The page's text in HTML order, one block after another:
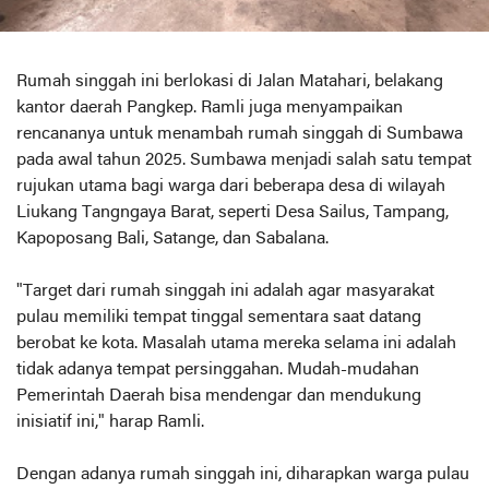
Rumah singgah ini berlokasi di Jalan Matahari, belakang
kantor daerah Pangkep. Ramli juga menyampaikan
rencananya untuk menambah rumah singgah di Sumbawa
pada awal tahun 2025. Sumbawa menjadi salah satu tempat
rujukan utama bagi warga dari beberapa desa di wilayah
Liukang Tangngaya Barat, seperti Desa Sailus, Tampang,
Kapoposang Bali, Satange, dan Sabalana.
"Target dari rumah singgah ini adalah agar masyarakat
pulau memiliki tempat tinggal sementara saat datang
berobat ke kota. Masalah utama mereka selama ini adalah
tidak adanya tempat persinggahan. Mudah-mudahan
Pemerintah Daerah bisa mendengar dan mendukung
inisiatif ini," harap Ramli.
Dengan adanya rumah singgah ini, diharapkan warga pulau